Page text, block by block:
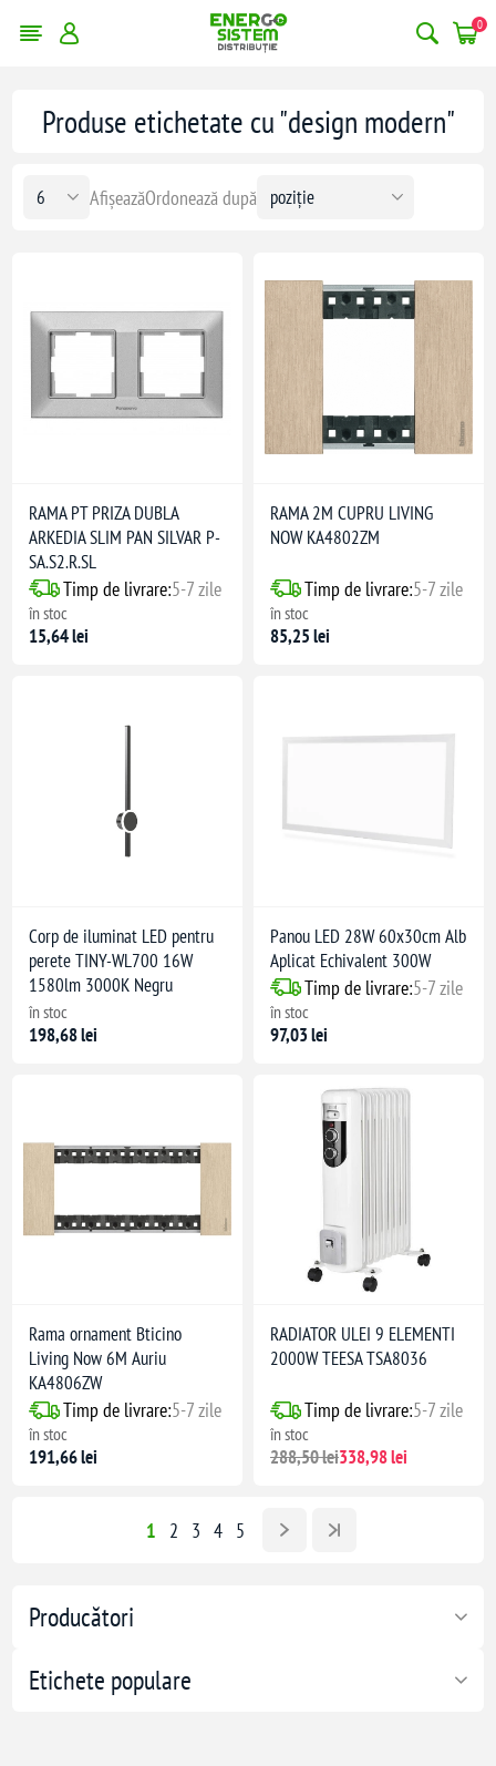
0
Producători
Etichete populare
Produse etichetate cu "design modern"
Ordonează după
Afișează
RAMA PT PRIZA DUBLA
ARKEDIA SLIM PAN SILVAR P-
SA.S2.R.SL
Timp de livrare:5-7 zile
în stoc
15,64 lei
RAMA 2M CUPRU LIVING
NOW KA4802ZM
Timp de livrare:5-7 zile
în stoc
85,25 lei
Corp de iluminat LED pentru
perete TINY-WL700 16W
1580lm 3000K Negru
în stoc
198,68 lei
Panou LED 28W 60x30cm Alb
Aplicat Echivalent 300W
Timp de livrare:5-7 zile
în stoc
97,03 lei
Rama ornament Bticino
Living Now 6M Auriu
KA4806ZW
Timp de livrare:5-7 zile
în stoc
191,66 lei
RADIATOR ULEI 9 ELEMENTI
2000W TEESA TSA8036
Timp de livrare:5-7 zile
în stoc
288,50 lei338,98 lei
1 2 3 4 5